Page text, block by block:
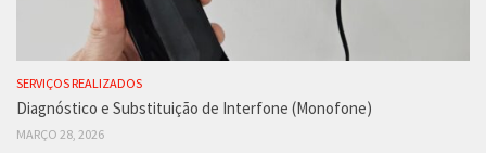
SERVIÇOS REALIZADOS
Diagnóstico e Substituição de Interfone (Monofone)
MARÇO 28, 2026